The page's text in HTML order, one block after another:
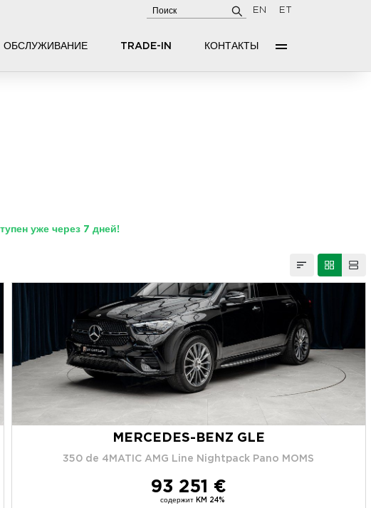
ОБСЛУЖИВАНИЕ TRADE-IN КОНТАКТЫ
EN ET
уже через 7 дней!
MERCEDES-BENZ GLE
350 de 4MATIC AMG Line Nightpack Pano MOMS
93 251 €
содержит KM 24%